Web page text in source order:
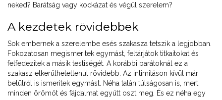
neked? Barátság vagy kockázat és végül szerelem?
A kezdetek rövidebbek
Sok embernek a szerelembe esés szakasza tetszik a legjobban.
Fokozatosan megismeritek egymást, feltárjátok titkaitokat és
felfedezitek a másik testiségét. A korábbi barátoknál ez a
szakasz elkerülhetetlenül rövidebb. Az intimitáson kívül már
belülről is ismeritek egymást. Néha talán túlságosan is, mert
minden örömöt és fájdalmat együtt oszt meg. És ez néha egy